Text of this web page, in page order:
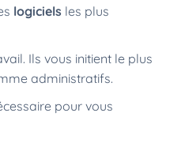
logiciels les plus
Ils vous initient le plus
administratifs.
pour vous